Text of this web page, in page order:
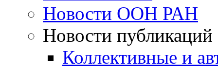
Новости ООН РАН
Новости публикаций
Коллективные и